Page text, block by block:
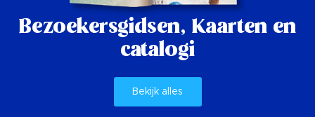
Bezoekersgidsen, Kaarten en
catalogi
Bekijk alles